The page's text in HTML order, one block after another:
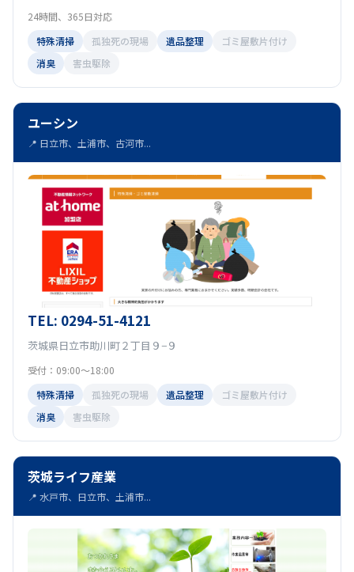
24時間、365日対応
特殊清掃
孤独死の現場 遺品整理
ゴミ屋敷片付け
消臭
害虫駆除
ユーシン
📍 日立市、土浦市、古河市...
TEL: 0294-51-4121
茨城県日立市助川町２丁目９−９
受付：09:00〜18:00
特殊清掃
孤独死の現場 遺品整理
ゴミ屋敷片付け
消臭
害虫駆除
茨城ライフ産業
📍 水戸市、日立市、土浦市...